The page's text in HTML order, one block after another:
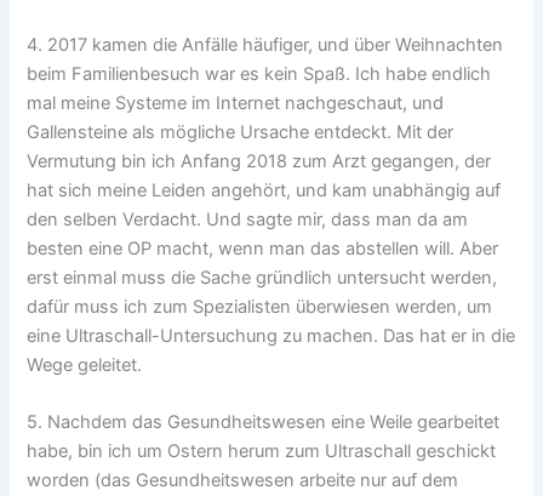
4. 2017 kamen die Anfälle häufiger, und über Weihnachten
beim Familienbesuch war es kein Spaß. Ich habe endlich
mal meine Systeme im Internet nachgeschaut, und
Gallensteine als mögliche Ursache entdeckt. Mit der
Vermutung bin ich Anfang 2018 zum Arzt gegangen, der
hat sich meine Leiden angehört, und kam unabhängig auf
den selben Verdacht. Und sagte mir, dass man da am
besten eine OP macht, wenn man das abstellen will. Aber
erst einmal muss die Sache gründlich untersucht werden,
dafür muss ich zum Spezialisten überwiesen werden, um
eine Ultraschall-Untersuchung zu machen. Das hat er in die
Wege geleitet.
5. Nachdem das Gesundheitswesen eine Weile gearbeitet
habe, bin ich um Ostern herum zum Ultraschall geschickt
worden (das Gesundheitswesen arbeite nur auf dem